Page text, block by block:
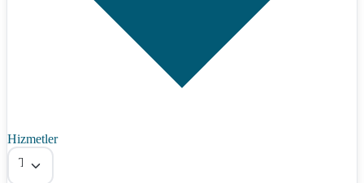
Hizmetler
Tümü